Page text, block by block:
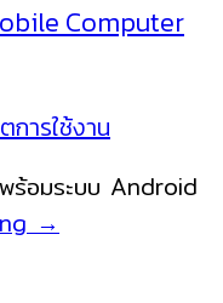
Computer
การใช้งาน
อมระบบ Android
Unitech
→